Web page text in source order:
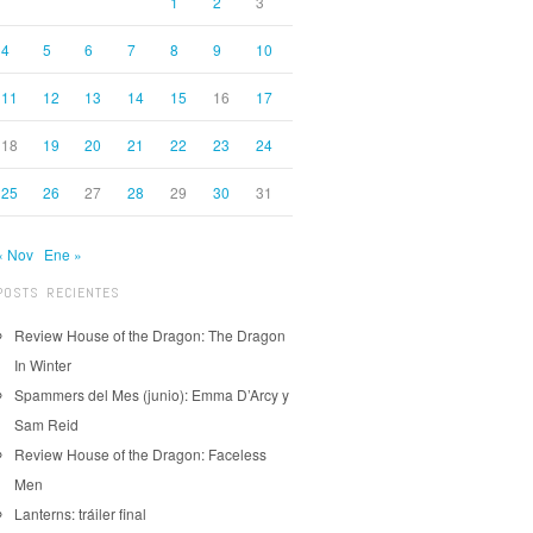
4 5 6 7 8 9 10
11 12 13 14 15 16 17
18 19 20 21 22 23 24
25 26 27 28 29 30 31
Nov Ene »
RECIENTES
Review House of the Dragon: The Dragon
In Winter
Spammers del Mes (junio): Emma D’Arcy y
Sam Reid
Review House of the Dragon: Faceless
Men
Lanterns: tráiler final